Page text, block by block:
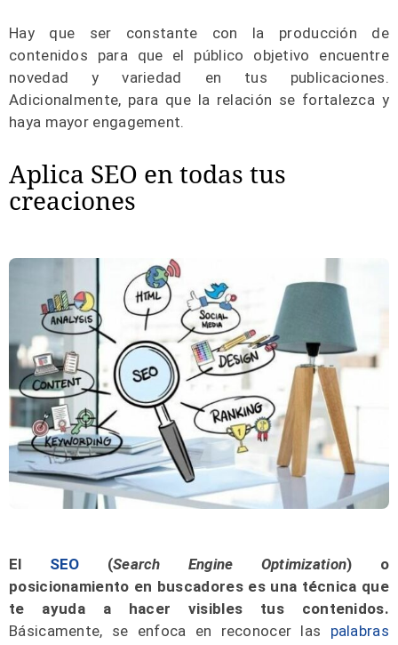
Hay que ser constante con la producción de
contenidos para que el público objetivo encuentre
novedad y variedad en tus publicaciones.
Adicionalmente, para que la relación se fortalezca y
haya mayor engagement.
Aplica SEO en todas tus
creaciones
El SEO (Search Engine Optimization) o
posicionamiento en buscadores es una técnica que
te ayuda a hacer visibles tus contenidos.
Básicamente, se enfoca en reconocer las palabras